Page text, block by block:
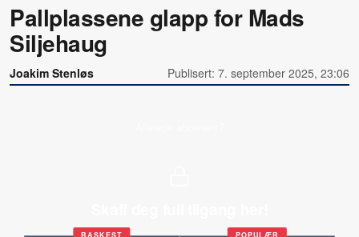
Pallplassene glapp for Mads
Siljehaug
Joakim Stenløs Publisert: 7. september 2025, 23:06